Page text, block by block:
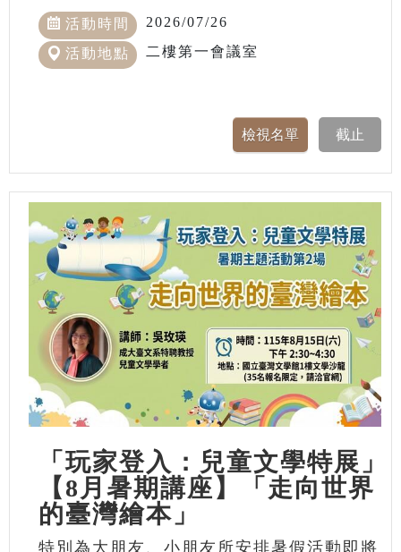
活動時間 2026/07/26
活動地點 二樓第一會議室
「玩家登入：兒童文學特展」
【8月暑期講座】「走向世界
的臺灣繪本」
特別為大朋友、小朋友所安排暑假活動即將